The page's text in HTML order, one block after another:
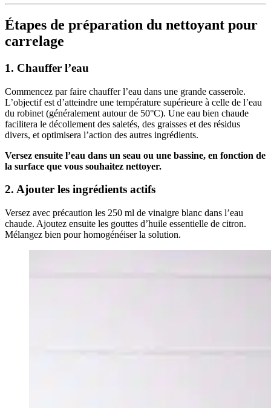
Étapes de préparation du nettoyant pour
carrelage
1. Chauffer l’eau
Commencez par faire chauffer l’eau dans une grande casserole.
L’objectif est d’atteindre une température supérieure à celle de l’eau
du robinet (généralement autour de 50°C). Une eau bien chaude
facilitera le décollement des saletés, des graisses et des résidus
divers, et optimisera l’action des autres ingrédients.
Versez ensuite l’eau dans un seau ou une bassine, en fonction de
la surface que vous souhaitez nettoyer.
2. Ajouter les ingrédients actifs
Versez avec précaution les 250 ml de vinaigre blanc dans l’eau
chaude. Ajoutez ensuite les gouttes d’huile essentielle de citron.
Mélangez bien pour homogénéiser la solution.